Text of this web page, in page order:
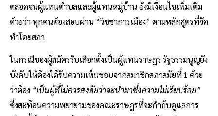
ตลอดจนผู้แทนตำบลและผู้แทนหมู่บ้าน ยังมีเงื่อนไขเพิ่มเติม
ด้วยว่า ทุกคนต้องสอบผ่าน “วิชชาการเมือง” ตามหลักสูตรที่จัด
ทำโดยสภา
ในกรณีของผู้สมัครรับเลือกตั้งเป็นผู้แทนราษฎร รัฐธรรมนูญยัง
บังคับให้ต้องได้รับความเห็นชอบจากสมาชิกสภาสมัยที่ 1 ด้วย
ว่าต้อง “เป็นผู้ที่ไม่ควรสงสัยว่าจะนํามาซึ่งความไม่เรียบร้อย”
ซึ่งสะท้อนความพยายามของคณะราษฎรที่จะกํากับดูแลการ